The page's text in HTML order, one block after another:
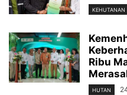
KEHUTANAN
Ribu
HUTAN